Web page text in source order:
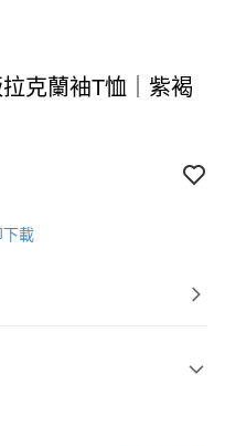
克蘭袖T恤｜紫褐
下載